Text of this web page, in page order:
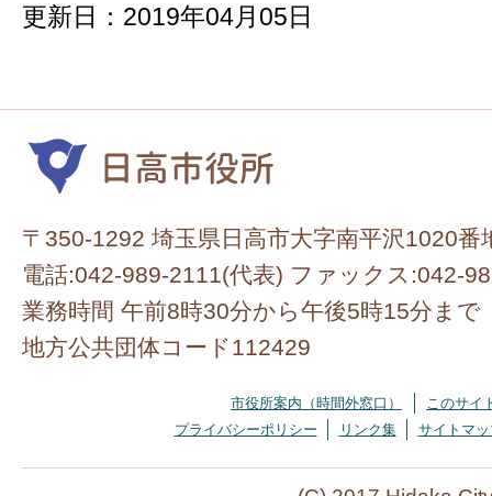
更新日：2019年04月05日
〒350-1292 埼玉県日高市大字南平沢1020番
電話:042-989-2111(代表) ファックス:042-
業務時間 午前8時30分から午後5時15分まで
地方公共団体コード112429
市役所案内（時間外窓口）
このサイ
プライバシーポリシー
リンク集 サイトマッ